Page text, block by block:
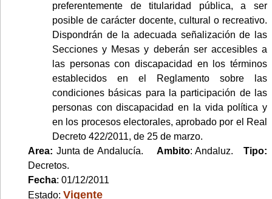
preferentemente de titularidad pública, a ser
posible de carácter docente, cultural o recreativo.
Dispondrán de la adecuada señalización de las
Secciones y Mesas y deberán ser accesibles a
las personas con discapacidad en los términos
establecidos en el Reglamento sobre las
condiciones básicas para la participación de las
personas con discapacidad en la vida política y
en los procesos electorales, aprobado por el Real
Decreto 422/2011, de 25 de marzo.
Area: Junta de Andalucía. Ambito: Andaluz.Tipo:
Decretos.
Fecha: 01/12/2011
Estado: Vigente